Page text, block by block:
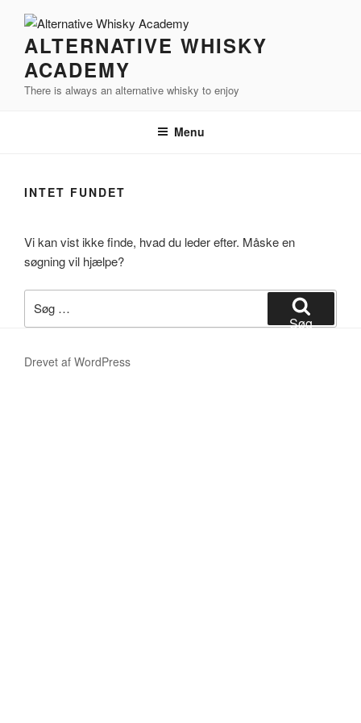
indholdALTERNATIVE WHISKY
ACADEMY
There is always an alternative whisky to enjoy
Menu
INTET FUNDET
Vi kan vist ikke finde, hvad du leder efter. Måske en
søgning vil hjælpe?
efter:
Søg
Drevet af WordPress